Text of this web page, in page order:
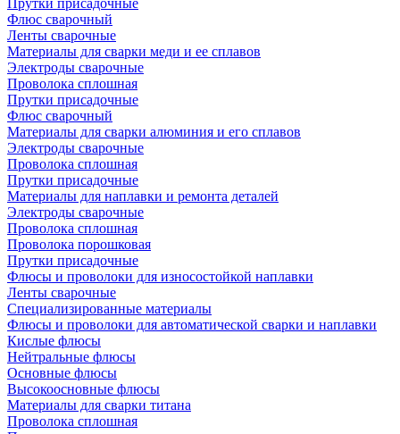
Прутки присадочные
Флюс сварочный
Ленты сварочные
Материалы для сварки меди и ее сплавов
Электроды сварочные
Проволока сплошная
Прутки присадочные
Флюс сварочный
Материалы для сварки алюминия и его сплавов
Электроды сварочные
Проволока сплошная
Прутки присадочные
Материалы для наплавки и ремонта деталей
Электроды сварочные
Проволока сплошная
Проволока порошковая
Прутки присадочные
Флюсы и проволоки для износостойкой наплавки
Ленты сварочные
Специализированные материалы
Флюсы и проволоки для автоматической сварки и наплавки
Кислые флюсы
Нейтральные флюсы
Основные флюсы
Высокоосновные флюсы
Материалы для сварки титана
Проволока сплошная